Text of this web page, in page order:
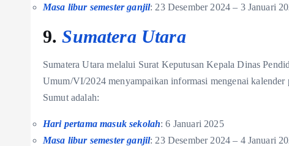
Masa libur semester ganjil: 23 Desember 2024 – 3 Januari
9.Sumatera Utara
Sumatera Utara melalui Surat Keputusan Kepala Dinas
Umum/VI/2024 menyampaikan informasi mengenai kalender
Sumut adalah:
Hari pertama masuk sekolah: 6 Januari 2025
Masa libur semester ganjil: 23 Desember 2024 – 4 Januari